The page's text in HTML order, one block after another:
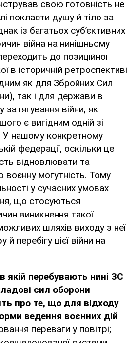
свою готовність не
покласти душу й тіло за
із багатьох суб’єктивних
війна на нинішньому
до позиційної
в історичній ретроспективі
як для Збройних Сил
так і для держави в
затягування війни, як
є вигідним одній зі
У нашому конкретному
федерації, оскільки це
відновлювати та
могутність. Тому
у сучасних умовах
що стосуються
виникнення такої
шляхів виходу з неї
й перебігу цієї війни на
якій перебувають нині ЗС
сил оборони
про те, що для відходу
ведення воєнних дій
переваги у повітрі;